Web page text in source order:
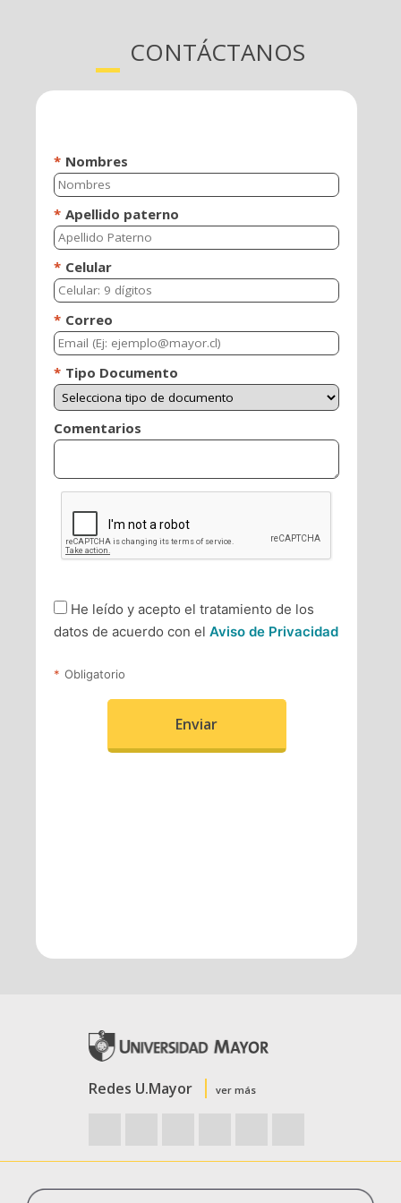
El sello Institucional de la Universidad Mayor
enfatiza la formación desde la generación de
los problemas de un mundo cambiante.
La formación en ética para el desarrollo
sostenible promueve un accionar personal y
profesional respetando los principios éticos, la
diversidad y los valores comunes para satisfacer
las necesidades actuales de la sociedad sin
comprometer la capacidad de las generaciones
futuras.
El énfasis en creatividad, el emprendimiento y la
colaboración se evidencian en el quehacer
profesional con un comportamiento proactivo,
participativo y resiliente, que permitan convertir
las ideas y oportunidades en acciones y
proyectos conducentes a cambios para la
sociedad y el entorno.
CONTÁCTANOS
Redes U.Mayor ver más